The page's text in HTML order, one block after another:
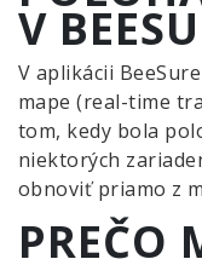
V
V aplikácii
mape (real-time
tom, kedy bola
niektorých
obnoviť priamo z
PREČO